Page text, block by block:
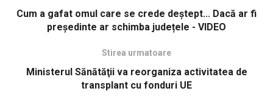
Cum a gafat omul care se crede deștept... Dacă ar fi
președinte ar schimba județele - VIDEO
Stirea urmatoare
Ministerul Sănătăţii va reorganiza activitatea de
transplant cu fonduri UE